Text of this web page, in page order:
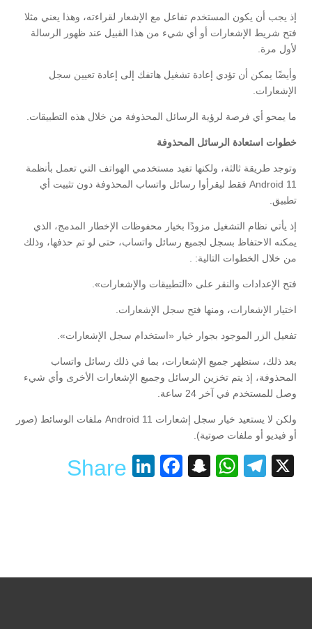
إذ يجب أن يكون المستخدم تفاعل مع الإشعار لقراءته، وهذا يعني مثلا
فتح شريط الإشعارات أو أي شيء من هذا القبيل عند ظهور الرسالة
لأول مرة.
وأيضًا يمكن أن تؤدي إعادة تشغيل هاتفك إلى إعادة تعيين سجل
الإشعارات.
ما يمحو أي فرصة لرؤية الرسائل المحذوفة من خلال هذه التطبيقات.
خطوات استعادة الرسائل المحذوفة
وتوجد طريقة ثالثة، ولكنها تفيد مستخدمي الهواتف التي تعمل بأنظمة
Android 11 فقط ليقرأوا رسائل واتساب المحذوفة دون تثبيت أي
تطبيق.
إذ يأتي نظام التشغيل مزودًا بخيار محفوظات الإخطار المدمج، الذي
يمكنه الاحتفاظ بسجل لجميع رسائل واتساب، حتى لو تم حذفها، وذلك
من خلال الخطوات التالية: .
فتح الإعدادات والنقر على «التطبيقات والإشعارات».
اختيار الإشعارات، ومنها فتح سجل الإشعارات.
تفعيل الزر الموجود بجوار خيار «استخدام سجل الإشعارات».
بعد ذلك، ستظهر جميع الإشعارات، بما في ذلك رسائل واتساب
المحذوفة، إذ يتم تخزين الرسائل وجميع الإشعارات الأخرى وأي شيء
وصل للمستخدم في آخر 24 ساعة.
ولكن لا يستعيد خيار سجل إشعارات Android 11 ملفات الوسائط (صور
أو فيديو أو ملفات صوتية).
X
Telegram
WhatsApp
Snapchat
Facebook
LinkedIn
Share